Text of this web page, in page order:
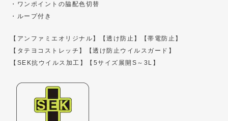
・ワンポイントの脇配色切替
・ループ付き
【アンファミエオリジナル】 【透け防止】
【帯電防止】
【タテヨコストレッチ】
【透け防止ウイルスガード】
【SEK抗ウイルス加工】
【5サイズ展開S～3L】